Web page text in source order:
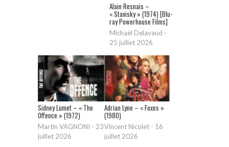
Alain Resnais –
« Stavisky » (1974) [Blu-
ray Powerhouse Films]
Michaël Delavaud -
25 juillet 2026
Sidney Lumet – « The
Offence » (1972)
Martin VAGNONI - 23
juillet 2026
Adrian Lyne – « Foxes »
(1980)
Vincent Nicolet - 16
juillet 2026